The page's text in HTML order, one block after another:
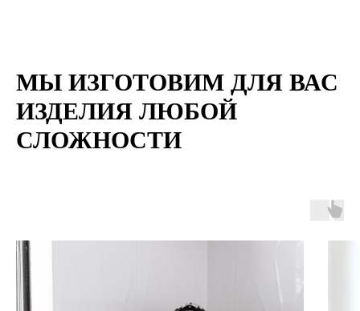
МЫ ИЗГОТОВИМ ДЛЯ ВАС
ИЗДЕЛИЯ ЛЮБОЙ
СЛОЖНОСТИ